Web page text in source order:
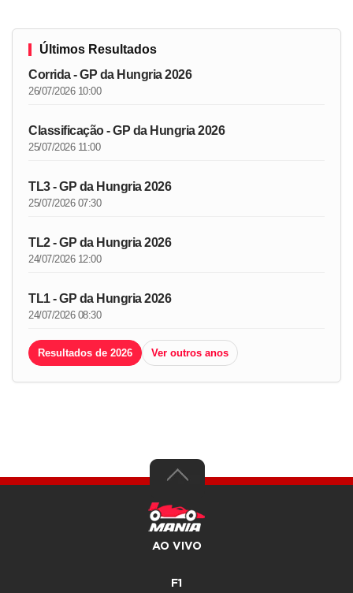
Últimos Resultados
Corrida - GP da Hungria 2026
26/07/2026 10:00
Classificação - GP da Hungria 2026
25/07/2026 11:00
TL3 - GP da Hungria 2026
25/07/2026 07:30
TL2 - GP da Hungria 2026
24/07/2026 12:00
TL1 - GP da Hungria 2026
24/07/2026 08:30
Resultados de 2026 Ver outros anos
AO VIVO
F1